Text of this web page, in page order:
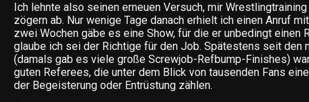
Ich lehnte also seinen erneuen Versuch, mir
zögern ab. Nur wenige Tage danach erhielt ich einen Anruf
zwei Wochen gäbe es eine Show, für die er unbedingt einen
glaube ich sei der Richtige für den Job. Spätestens seit den
(damals gab es viele große Screwjob-Refbump-Finishes)
guten Referees, die unter dem Blick von tausenden Fans
der Begeisterung oder Entrüstung zählen.